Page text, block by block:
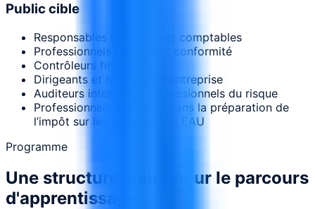
Public cible
Responsables financiers et comptables
Professionnels fiscalité et conformité
Contrôleurs financiers
Dirigeants et managers d’entreprise
Auditeurs internes et professionnels du risque
Professionnels impliqués dans la préparation de
l’impôt sur les sociétés aux EAU
Programme
Une structure claire pour le parcours
d'apprentissage.